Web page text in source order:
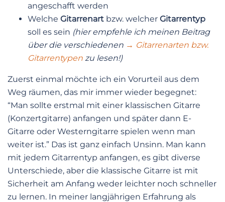
angeschafft werden
Welche Gitarrenart bzw. welcher Gitarrentyp
soll es sein (hier empfehle ich meinen Beitrag
über die verschiedenen → Gitarrenarten bzw.
Gitarrentypen zu lesen!)
Zuerst einmal möchte ich ein Vorurteil aus dem
Weg räumen, das mir immer wieder begegnet:
“Man sollte erstmal mit einer klassischen Gitarre
(Konzertgitarre) anfangen und später dann E-
Gitarre oder Westerngitarre spielen wenn man
weiter ist.” Das ist ganz einfach Unsinn. Man kann
mit jedem Gitarrentyp anfangen, es gibt diverse
Unterschiede, aber die klassische Gitarre ist mit
Sicherheit am Anfang weder leichter noch schneller
zu lernen. In meiner langjährigen Erfahrung als